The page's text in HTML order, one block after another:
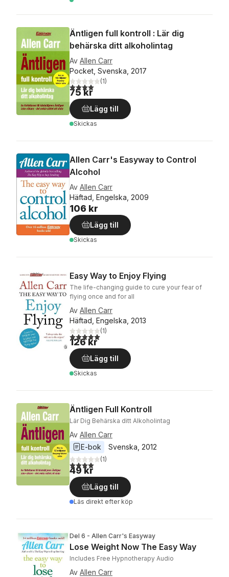
Äntligen full kontroll : Lär dig
behärska ditt alkoholintag
Av Allen Carr
Pocket, Svenska, 2017
4,0utav 5 stjärnor. Totalt antal röster:
(1)
75 kr
Lägg till
Skickas
Allen Carr's Easyway to Control
Alcohol
Av Allen Carr
Häftad, Engelska, 2009
106 kr
Lägg till
Skickas
Easy Way to Enjoy Flying
The life-changing guide to cure your fear of
flying once and for all
Av Allen Carr
Häftad, Engelska, 2013
5,0utav 5 stjärnor. Totalt antal röster:
(1)
126 kr
Lägg till
Skickas
Äntligen Full Kontroll
Lär Dig Behärska ditt Alkoholintag
Av Allen Carr
E-bok
Svenska 2012
4,0utav 5 stjärnor. Totalt antal röster:
(1)
49 kr
Lägg till
Läs direkt efter köp
Del 6 - Allen Carr's Easyway
Lose Weight Now The Easy Way
Includes Free Hypnotherapy Audio
Av Allen Carr